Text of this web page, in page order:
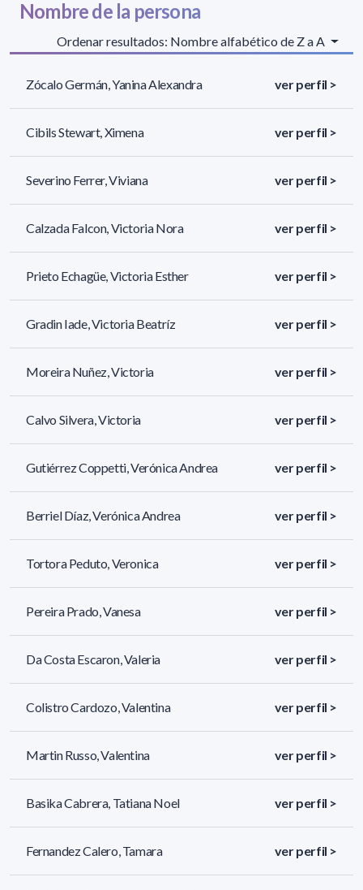
Nombre de la persona
Ordenar resultados: Nombre alfabético de Z a A
Zócalo Germán, Yanina Alexandra ver perfil >
Cibils Stewart, Ximena ver perfil >
Severino Ferrer, Viviana ver perfil >
Calzada Falcon, Victoria Nora ver perfil >
Prieto Echagüe, Victoria Esther ver perfil >
Gradin Iade, Victoria Beatríz ver perfil >
Moreira Nuñez, Victoria ver perfil >
Calvo Silvera, Victoria ver perfil >
Gutiérrez Coppetti, Verónica Andrea ver perfil >
Berriel Díaz, Verónica Andrea ver perfil >
Tortora Peduto, Veronica ver perfil >
Pereira Prado, Vanesa ver perfil >
Da Costa Escaron, Valeria ver perfil >
Colistro Cardozo, Valentina ver perfil >
Martin Russo, Valentina ver perfil >
Basika Cabrera, Tatiana Noel ver perfil >
Fernandez Calero, Tamara ver perfil >